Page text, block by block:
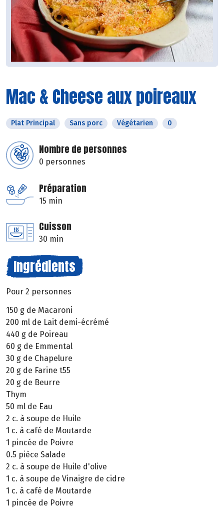
Mac & Cheese aux poireaux
Plat Principal Sans porc Végétarien 0
Nombre de personnes
0 personnes
Préparation
15 min
Cuisson
30 min
Ingrédients
Pour 2 personnes
150 g de Macaroni
200 ml de Lait demi-écrémé
440 g de Poireau
60 g de Emmental
30 g de Chapelure
20 g de Farine t55
20 g de Beurre
Thym
50 ml de Eau
2 c. à soupe de Huile
1 c. à café de Moutarde
1 pincée de Poivre
0.5 pièce Salade
2 c. à soupe de Huile d'olive
1 c. à soupe de Vinaigre de cidre
1 c. à café de Moutarde
1 pincée de Poivre